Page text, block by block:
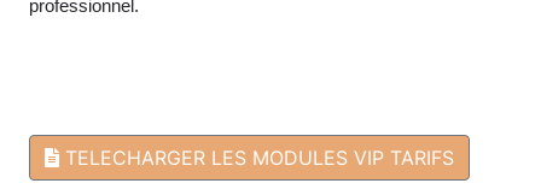
professionnel.
TELECHARGER LES MODULES VIP TARIFS